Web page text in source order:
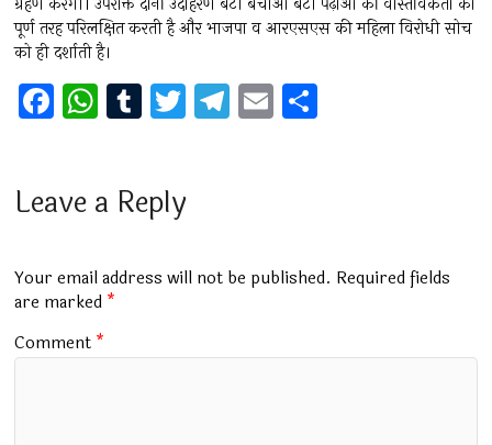
पूर्ण तरह परिलक्षित करती है और भाजपा व आरएसएस की महिला विरोधी सोच
को ही दर्शाती है।
F
a
b
o
k
W
h
s
p
p
T
u
bl
T
wi
er
T
el
m
E
m
Leave a Reply
Your email address will not be published. Required fields
are marked *
Comment *